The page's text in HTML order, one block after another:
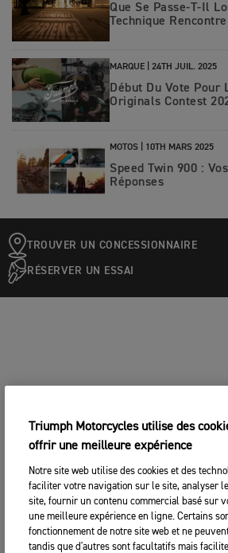
Que Se Passe-T-Il
Technique
MARQUE | 24TH JUIL. 2025
Début Du Vote Pour
Originals Contest
MOTOS | 10TH MARS 2025
Speed Twin 900 :
Réponses
TROUVER UN CONCESSIONNAIRE
RÉSERVER UN ESSAI
Triumph Motorcycles utilise des
offrir une meilleure expérience
Notre site web utilise des cookies et des
faciliter votre navigation sur le site, analyser
site, fournir un contenu commercial basé sur
une meilleure expérience en ligne. Certains
fonctionnement de notre site web et ne
tandis que d'autres sont facultatifs mais